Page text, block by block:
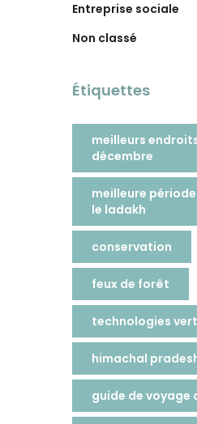
Entreprise sociale
Non classé
Étiquettes
meilleurs
décembre
meilleure
le ladakh
conservation
feux de forêt
technologies
himachal
guide de voyage